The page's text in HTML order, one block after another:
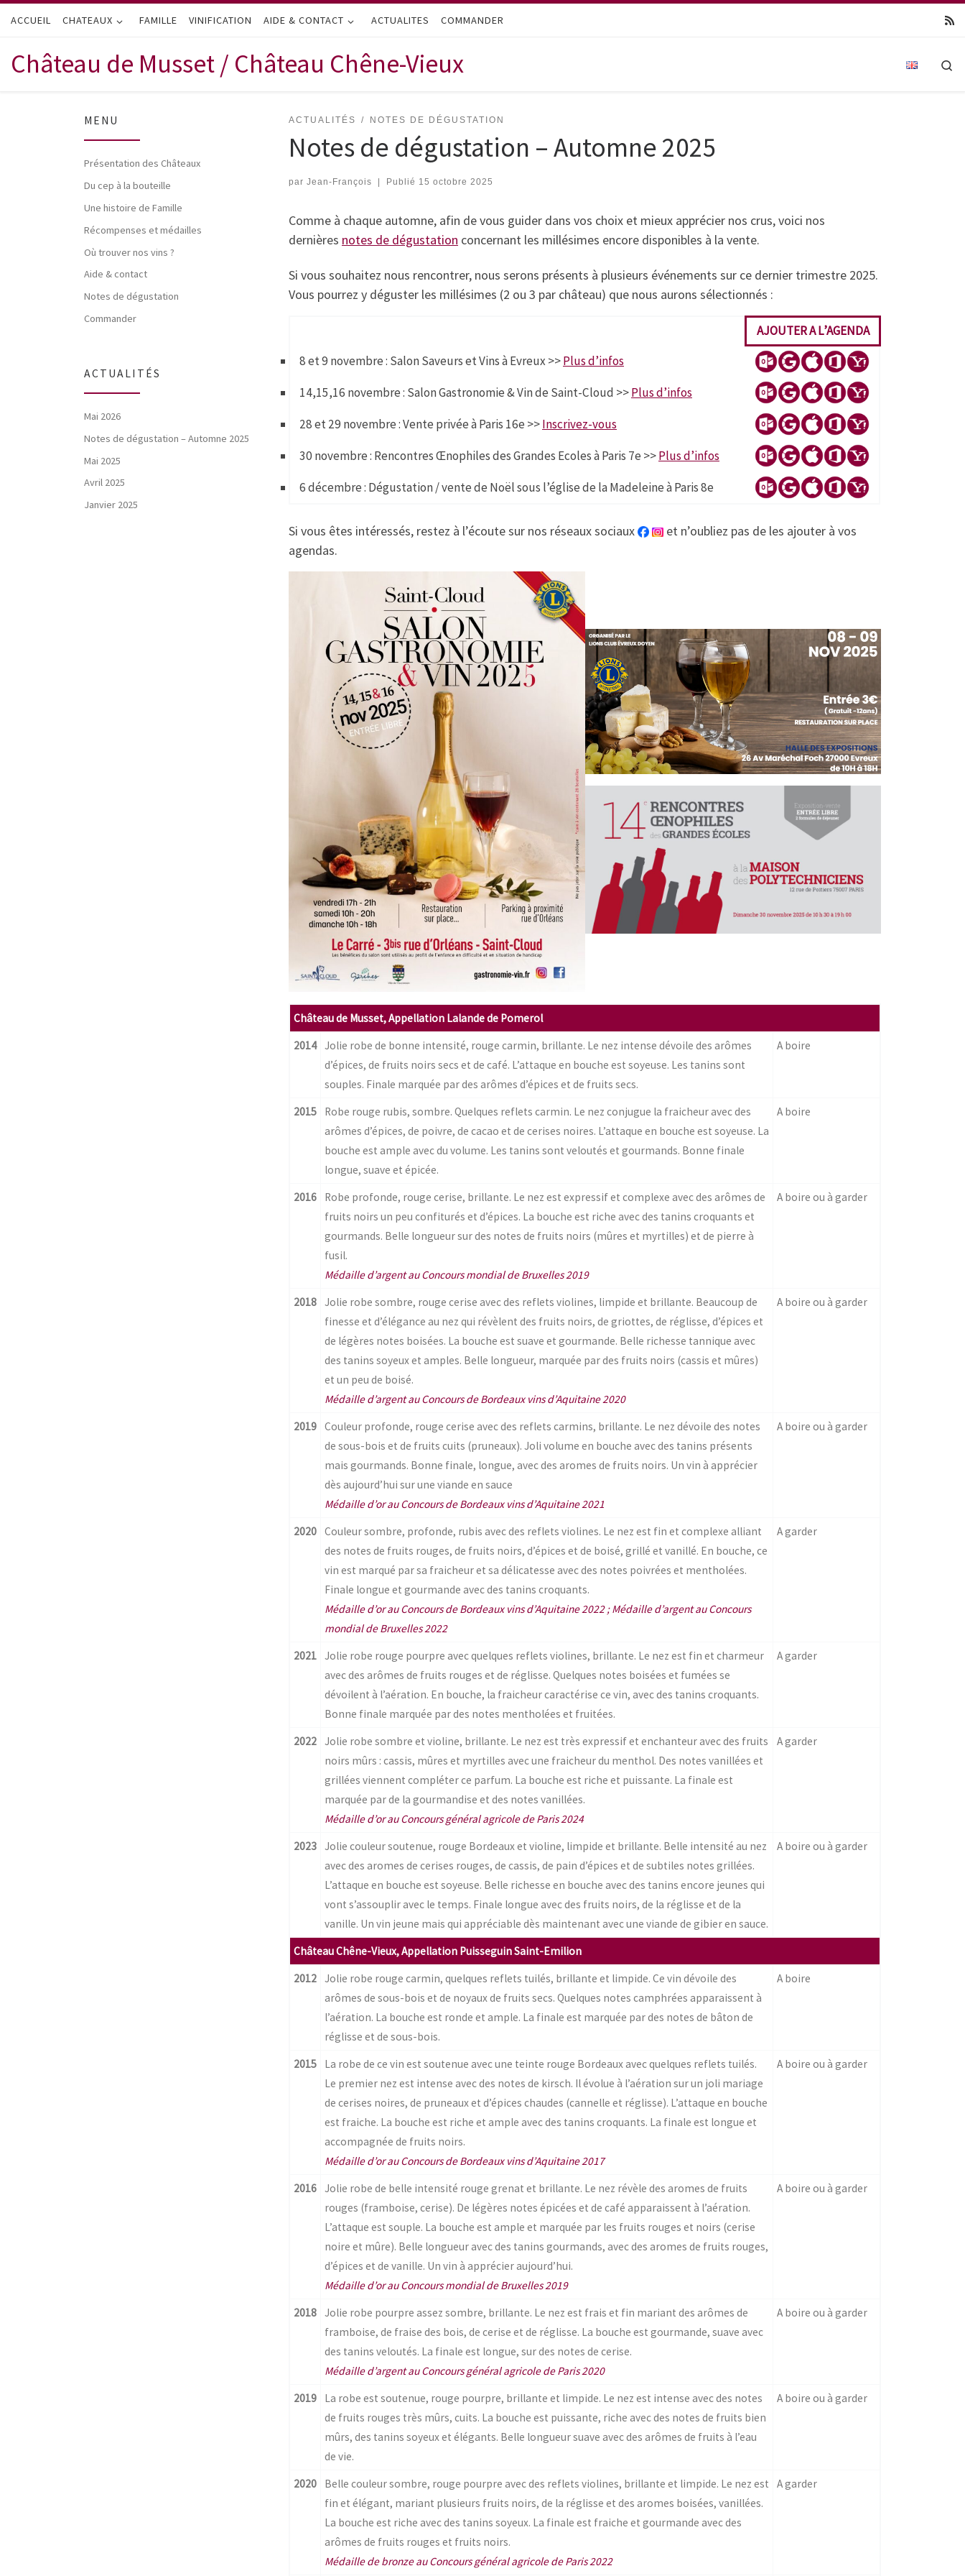
Passer au contenu
ACCUEIL CHATEAUX FAMILLE VINIFICATION AIDE & CONTACT ACTUALITES COMMANDER
Château de Musset / Château Chêne-Vieux
ACTUALITÉS NOTES DE DÉGUSTATION
Notes de dégustation – Automne 2025
par Jean-François | Publié 15 octobre 2025
Comme à chaque automne, afin de vous guider dans vos choix et mieux apprécier nos crus, voici nos
dernières notes de dégustation concernant les millésimes encore disponibles à la vente.
Si vous souhaitez nous rencontrer, nous serons présents à plusieurs événements sur ce dernier trimestre 2025.
Vous pourrez y déguster les millésimes (2 ou 3 par château) que nous aurons sélectionnés :
AJOUTER A L’AGENDA
8 et 9 novembre : Salon Saveurs et Vins à Evreux >>Plus d’infos
14,15,16 novembre : Salon Gastronomie & Vin de Saint-Cloud >>Plus d’infos
28 et 29 novembre : Vente privée à Paris 16e >>Inscrivez-vous
30 novembre : Rencontres Œnophiles des Grandes Ecoles à Paris 7e >>Plus d’infos
6 décembre : Dégustation / vente de Noël sous l’église de la Madeleine à Paris 8e
Si vous êtes intéressés, restez à l’écoute sur nos réseaux sociaux
et n’oubliez pas de les ajouter à vos
agendas.
Château de Musset, Appellation Lalande de Pomerol
2014 Jolie robe de bonne intensité, rouge carmin, brillante. Le nez intense dévoile des arômes
d’épices, de fruits noirs secs et de café. L’attaque en bouche est soyeuse. Les tanins sont
souples. Finale marquée par des arômes d’épices et de fruits secs.
A boire
2015
Robe rouge rubis, sombre. Quelques reflets carmin. Le nez conjugue la fraicheur avec des
arômes d’épices, de poivre, de cacao et de cerises noires. L’attaque en bouche est soyeuse. La
bouche est ample avec du volume. Les tanins sont veloutés et gourmands. Bonne finale
longue, suave et épicée.
A boire
2016
Robe profonde, rouge cerise, brillante. Le nez est expressif et complexe avec des arômes de
fruits noirs un peu confiturés et d’épices. La bouche est riche avec des tanins croquants et
gourmands. Belle longueur sur des notes de fruits noirs (mûres et myrtilles) et de pierre à
fusil.
Médaille d’argent au Concours mondial de Bruxelles 2019
A boire ou à garder
2018 Jolie robe sombre, rouge cerise avec des reflets violines, limpide et brillante. Beaucoup de
finesse et d’élégance au nez qui révèlent des fruits noirs, de griottes, de réglisse, d’épices et
de légères notes boisées. La bouche est suave et gourmande. Belle richesse tannique avec
des tanins soyeux et amples. Belle longueur, marquée par des fruits noirs (cassis et mûres)
et un peu de boisé.
Médaille d’argent au Concours de Bordeaux vins d’Aquitaine 2020
A boire ou à garder
2019 Couleur profonde, rouge cerise avec des reflets carmins, brillante. Le nez dévoile des notes
de sous-bois et de fruits cuits (pruneaux). Joli volume en bouche avec des tanins présents
mais gourmands. Bonne finale, longue, avec des aromes de fruits noirs. Un vin à apprécier
dès aujourd’hui sur une viande en sauce
Médaille d’or au Concours de Bordeaux vins d’Aquitaine 2021
A boire ou à garder
2020 Couleur sombre, profonde, rubis avec des reflets violines. Le nez est fin et complexe alliant
des notes de fruits rouges, de fruits noirs, d’épices et de boisé, grillé et vanillé. En bouche, ce
vin est marqué par sa fraicheur et sa délicatesse avec des notes poivrées et mentholées.
Finale longue et gourmande avec des tanins croquants.
Médaille d’or au Concours de Bordeaux vins d’Aquitaine 2022 ; Médaille d’argent au Concours
mondial de Bruxelles 2022
A garder
2021 Jolie robe rouge pourpre avec quelques reflets violines, brillante. Le nez est fin et charmeur
avec des arômes de fruits rouges et de réglisse. Quelques notes boisées et fumées se
dévoilent à l’aération. En bouche, la fraicheur caractérise ce vin, avec des tanins croquants.
Bonne finale marquée par des notes mentholées et fruitées.
A garder
2022 Jolie robe sombre et violine, brillante. Le nez est très expressif et enchanteur avec des fruits
noirs mûrs : cassis, mûres et myrtilles avec une fraicheur du menthol. Des notes vanillées et
grillées viennent compléter ce parfum. La bouche est riche et puissante. La finale est
marquée par de la gourmandise et des notes vanillées.
Médaille d’or au Concours général agricole de Paris 2024
A garder
2023 Jolie couleur soutenue, rouge Bordeaux et violine, limpide et brillante. Belle intensité au nez
avec des aromes de cerises rouges, de cassis, de pain d’épices et de subtiles notes grillées.
L’attaque en bouche est soyeuse. Belle richesse en bouche avec des tanins encore jeunes qui
vont s’assouplir avec le temps. Finale longue avec des fruits noirs, de la réglisse et de la
vanille. Un vin jeune mais qui appréciable dès maintenant avec une viande de gibier en sauce.
A boire ou à garder
Château Chêne-Vieux, Appellation Puisseguin Saint-Emilion
2012 Jolie robe rouge carmin, quelques reflets tuilés, brillante et limpide. Ce vin dévoile des
arômes de sous-bois et de noyaux de fruits secs. Quelques notes camphrées apparaissent à
l’aération. La bouche est ronde et ample. La finale est marquée par des notes de bâton de
réglisse et de sous-bois.
A boire
2015
La robe de ce vin est soutenue avec une teinte rouge Bordeaux avec quelques reflets tuilés.
Le premier nez est intense avec des notes de kirsch. Il évolue à l’aération sur un joli mariage
de cerises noires, de pruneaux et d’épices chaudes (cannelle et réglisse). L’attaque en bouche
est fraiche. La bouche est riche et ample avec des tanins croquants. La finale est longue et
accompagnée de fruits noirs.
Médaille d’or au Concours de Bordeaux vins d’Aquitaine 2017
A boire ou à garder
2016 Jolie robe de belle intensité rouge grenat et brillante. Le nez révèle des aromes de fruits
rouges (framboise, cerise). De légères notes épicées et de café apparaissent à l’aération.
L’attaque est souple. La bouche est ample et marquée par les fruits rouges et noirs (cerise
noire et mûre). Belle longueur avec des tanins gourmands, avec des aromes de fruits rouges,
d’épices et de vanille. Un vin à apprécier aujourd’hui.
Médaille d’or au Concours mondial de Bruxelles 2019
A boire ou à garder
2018 Jolie robe pourpre assez sombre, brillante. Le nez est frais et fin mariant des arômes de
framboise, de fraise des bois, de cerise et de réglisse. La bouche est gourmande, suave avec
des tanins veloutés. La finale est longue, sur des notes de cerise.
Médaille d’argent au Concours général agricole de Paris 2020
A boire ou à garder
2019
La robe est soutenue, rouge pourpre, brillante et limpide. Le nez est intense avec des notes
de fruits rouges très mûrs, cuits. La bouche est puissante, riche avec des notes de fruits bien
mûrs, des tanins soyeux et élégants. Belle longueur suave avec des arômes de fruits à l’eau
de vie.
A boire ou à garder
2020
Belle couleur sombre, rouge pourpre avec des reflets violines, brillante et limpide. Le nez est
fin et élégant, mariant plusieurs fruits noirs, de la réglisse et des aromes boisées, vanillées.
La bouche est riche avec des tanins soyeux. La finale est fraiche et gourmande avec des
arômes de fruits rouges et fruits noirs.
Médaille de bronze au Concours général agricole de Paris 2022
A garder
MENU
Présentation des Châteaux
Du cep à la bouteille
Une histoire de Famille
Récompenses et médailles
Où trouver nos vins ?
Aide & contact
Notes de dégustation
Commander
ACTUALITÉS
Mai 2026
Notes de dégustation – Automne 2025
Mai 2025
Avril 2025
Janvier 2025